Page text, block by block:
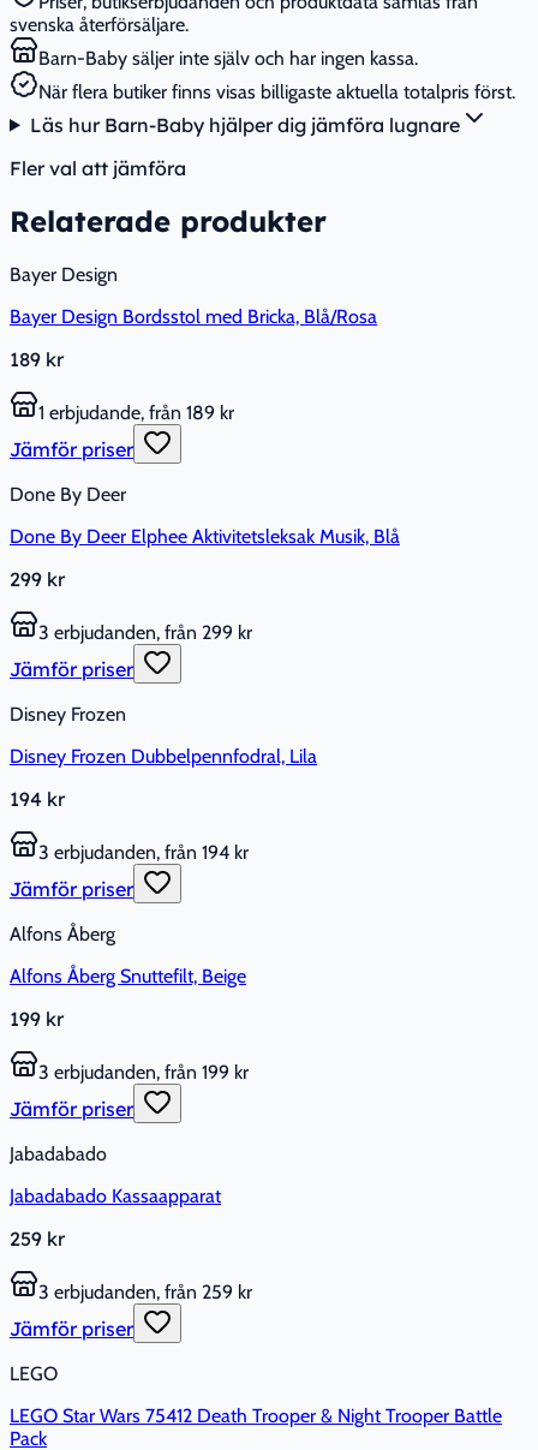
svenska återförsäljare.
Barn-Baby säljer inte själv och har ingen kassa.
När flera butiker finns visas billigaste aktuella totalpris först.
Läs hur Barn-Baby hjälper dig jämföra lugnare
Fler val att jämföra
Relaterade produkter
Bayer Design
Bayer Design Bordsstol med Bricka, Blå/Rosa
189 kr
1 erbjudande, från 189 kr
Jämför priser
Done By Deer
Done By Deer Elphee Aktivitetsleksak Musik, Blå
299 kr
3 erbjudanden, från 299 kr
Jämför priser
Disney Frozen
Disney Frozen Dubbelpennfodral, Lila
194 kr
3 erbjudanden, från 194 kr
Jämför priser
Alfons Åberg
Alfons Åberg Snuttefilt, Beige
199 kr
3 erbjudanden, från 199 kr
Jämför priser
Jabadabado
Jabadabado Kassaapparat
259 kr
3 erbjudanden, från 259 kr
Jämför priser
LEGO
LEGO Star Wars 75412 Death Trooper & Night Trooper Battle
Pack